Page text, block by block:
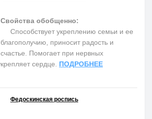
Свойства обобщенно:
Способствует укреплению семьи и ее
благополучию, приносит радость и
счастье. Помогает при нервных
сердце. ПОДРОБНЕЕ
Федоскинская роспись